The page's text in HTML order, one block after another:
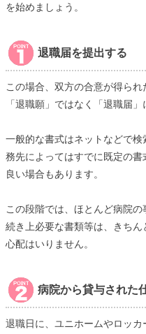
を始めましょう。
退職届を提出する
この場合、双方の合意が得ら
「退職願」ではなく「退職届」
一般的な書式はネットなどで
務先によってはすでに既定の
良い場合もあります。
この段階では、ほとんど病院
続き上必要な書類等は、きち
心配はいりません。
病院から貸与された
退職日に、ユニホームやロッ